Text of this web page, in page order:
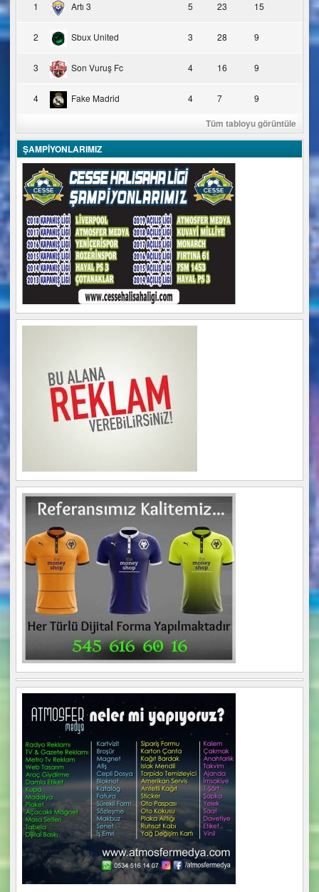
1 Artı 3 5 23 15
2 Sbux United 3 28 9
3 Son Vuruş Fc 4 16 9
4 Fake Madrid 4 7 9
Tüm tabloyu görüntüle
ŞAMPİYONLARIMIZ